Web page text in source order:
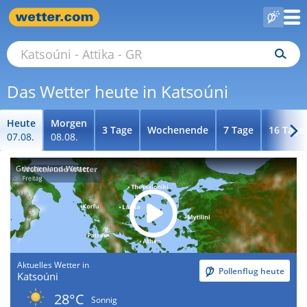
Das Wetter heute in Katsoúni
Heute
07.08.
Morgen
08.08.
3 Tage Wochenende 7 Tage 16 Tage
Griechenland-Wetter
Aktuelles Wetter in
Katsoúni Pollenflug heute
28°C
Sonnig